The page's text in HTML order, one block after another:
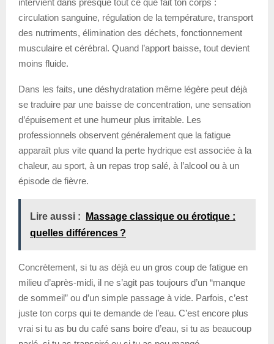
circulation sanguine, régulation de la température, transport
des nutriments, élimination des déchets, fonctionnement
musculaire et cérébral. Quand l’apport baisse, tout devient
moins fluide.
Dans les faits, une déshydratation même légère peut déjà
se traduire par une baisse de concentration, une sensation
d’épuisement et une humeur plus irritable. Les
professionnels observent généralement que la fatigue
apparaît plus vite quand la perte hydrique est associée à la
chaleur, au sport, à un repas trop salé, à l’alcool ou à un
épisode de fièvre.
Lire aussi :
Massage classique ou érotique :
quelles différences ?
Concrètement, si tu as déjà eu un gros coup de fatigue en
milieu d’après-midi, il ne s’agit pas toujours d’un “manque
de sommeil” ou d’un simple passage à vide. Parfois, c’est
juste ton corps qui te demande de l’eau. C’est encore plus
vrai si tu as bu du café sans boire d’eau, si tu as beaucoup